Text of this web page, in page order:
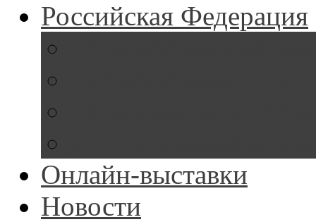
Российская Федерация
Онлайн-выставки
Новости